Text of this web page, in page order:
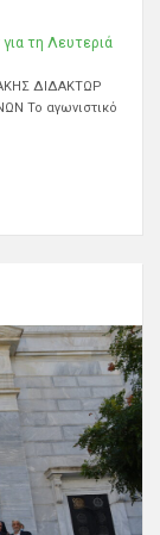
τη Λευτεριά
ΔΙΔΑΚΤΩΡ
Το αγωνιστικό